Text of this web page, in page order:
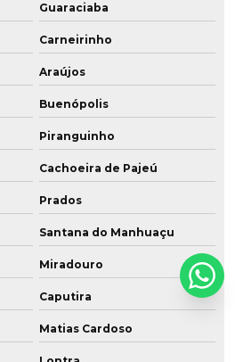
Guaraciaba
Carneirinho
Araújos
Buenópolis
Piranguinho
Cachoeira de Pajeú
Prados
Santana do Manhuaçu
Miradouro
Caputira
Matias Cardoso